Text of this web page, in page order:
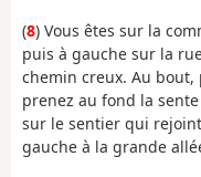
(8) Vous êtes sur la
puis à gauche sur la
chemin creux. Au
prenez au fond la
sur le sentier qui
gauche à la grande